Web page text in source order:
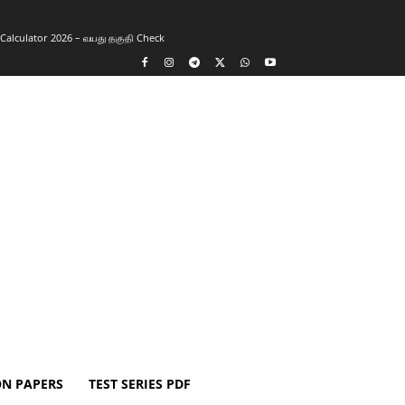
2026 – வயது தகுதி Check
PAPERS TEST SERIES PDF